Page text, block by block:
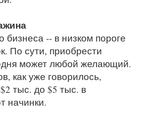
бизнеса -- в низком пороге
По сути, приобрести
может любой желающий.
как уже говорилось,
тыс. до $5 тыс. в
начинки.